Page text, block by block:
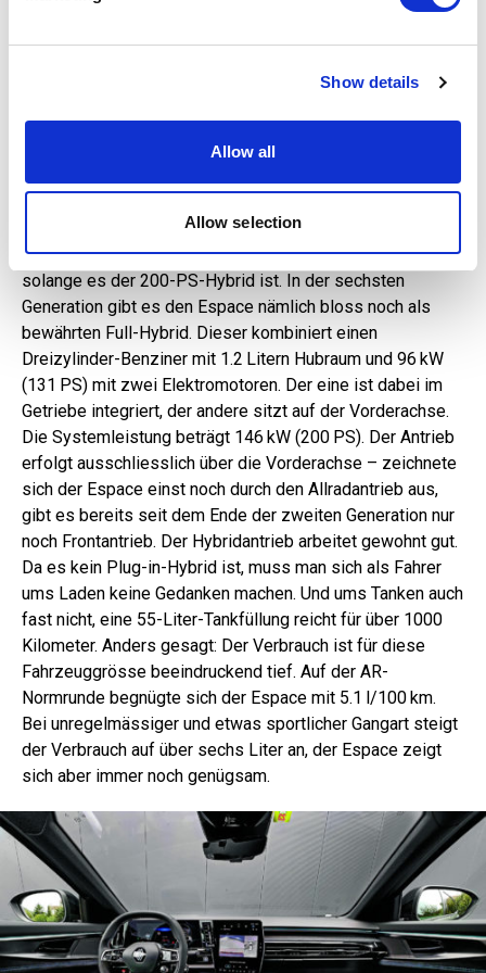
and set your preferences in the
provide social media features and to analyse our traffic.
may combine it with other information that you’ve
provided to them or that they’ve collected from your use
Show details
Allow all
Allow selection
hitzeabweisend sein, sodass sich der Innenraum im
nach Henry Ford könnte man sagen: Den Renault Espace
gibt es mit jedem Antrieb, den der Kunde wünscht,
solange es der 200-PS-Hybrid ist. In der sechsten
Generation gibt es den Espace nämlich bloss noch als
bewährten Full-Hybrid. Dieser kombiniert einen
Dreizylinder-Benziner mit 1.2 Litern Hubraum und 96 kW
(131 PS) mit zwei Elektromotoren. Der eine ist dabei im
Getriebe integriert, der andere sitzt auf der Vorderachse.
Die Systemleistung beträgt 146 kW (200 PS). Der Antrieb
erfolgt ausschliesslich über die Vorderachse – zeichnete
sich der Espace einst noch durch den Allradantrieb aus,
gibt es bereits seit dem Ende der zweiten Generation nur
noch Frontantrieb. Der Hybridantrieb arbeitet gewohnt gut.
Da es kein Plug-in-Hybrid ist, muss man sich als Fahrer
ums Laden keine Gedanken machen. Und ums Tanken auch
fast nicht, eine 55-Liter-Tankfüllung reicht für über 1000
Kilometer. Anders gesagt: Der Verbrauch ist für diese
Fahrzeuggrösse beeindruckend tief. Auf der AR-
Normrunde begnügte sich der Espace mit 5.1 l/100 km.
Bei unregelmässiger und etwas sportlicher Gangart steigt
der Verbrauch auf über sechs Liter an, der Espace zeigt
sich aber immer noch genügsam.